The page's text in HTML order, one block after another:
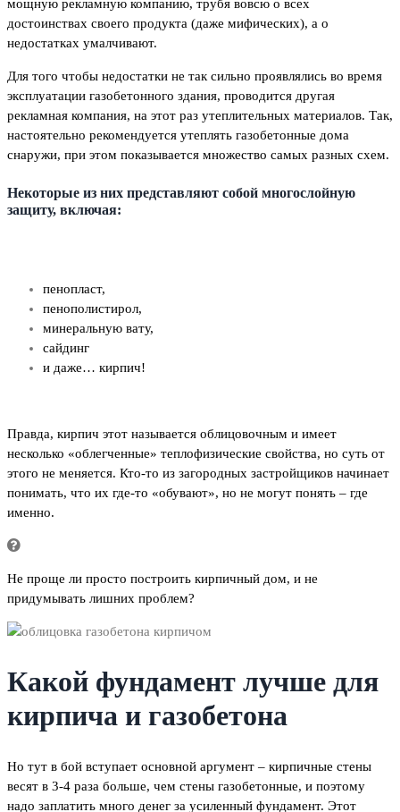
мощную рекламную компанию, трубя вовсю о всех
достоинствах своего продукта (даже мифических), а о
недостатках умалчивают.
Для того чтобы недостатки не так сильно проявлялись во время
эксплуатации газобетонного здания, проводится другая
рекламная компания, на этот раз утеплительных материалов. Так,
настоятельно рекомендуется утеплять газобетонные дома
снаружи, при этом показывается множество самых разных схем.
Некоторые из них представляют собой многослойную
защиту, включая:
пенопласт,
пенополистирол,
минеральную вату,
сайдинг
и даже… кирпич!
Правда, кирпич этот называется облицовочным и имеет
несколько «облегченные» теплофизические свойства, но суть от
этого не меняется. Кто-то из загородных застройщиков начинает
понимать, что их где-то «обувают», но не могут понять – где
именно.
Не проще ли просто построить кирпичный дом, и не
придумывать лишних проблем?
Какой фундамент лучше для
кирпича и газобетона
Но тут в бой вступает основной аргумент – кирпичные стены
весят в 3-4 раза больше, чем стены газобетонные, и поэтому
надо заплатить много денег за усиленный фундамент. Этот